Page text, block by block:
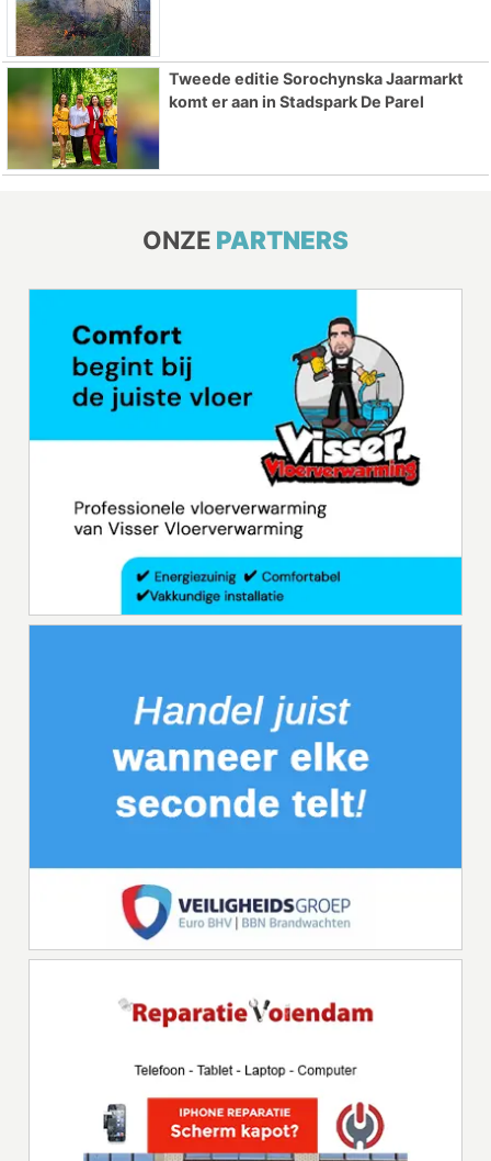
Tweede editie Sorochynska Jaarmarkt
komt er aan in Stadspark De Parel
ONZE PARTNERS